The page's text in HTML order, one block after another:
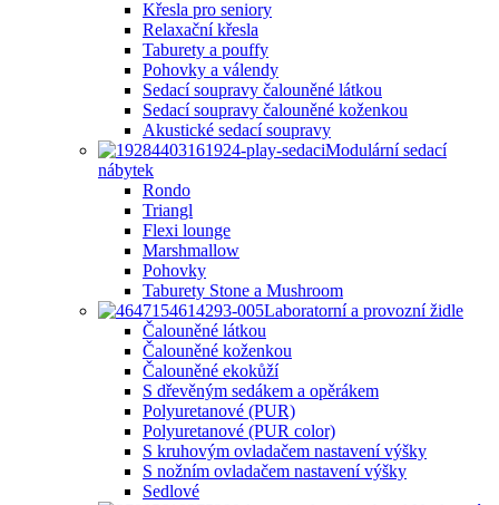
Křesla pro seniory
Relaxační křesla
Taburety a pouffy
Pohovky a válendy
Sedací soupravy čalouněné látkou
Sedací soupravy čalouněné koženkou
Akustické sedací soupravy
Modulární sedací
nábytek
Rondo
Triangl
Flexi lounge
Marshmallow
Pohovky
Taburety Stone a Mushroom
Laboratorní a provozní židle
Čalouněné látkou
Čalouněné koženkou
Čalouněné ekokůží
S dřevěným sedákem a opěrákem
Polyuretanové (PUR)
Polyuretanové (PUR color)
S kruhovým ovladačem nastavení výšky
S nožním ovladačem nastavení výšky
Sedlové